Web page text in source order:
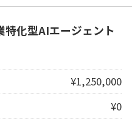
特化型AIエージェント
¥1,250,000
¥0